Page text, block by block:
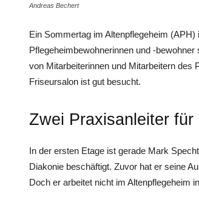
Andreas Bechert
Ein Sommertag im Altenpflegeheim
Pflegeheimbewohnerinnen und -
von Mitarbeiterinnen und Mitarbeitern
Friseursalon ist gut besucht.
Zwei Praxisanleiter für
In der ersten Etage ist gerade Mark
Diakonie beschäftigt. Zuvor hat er seine
Doch er arbeitet nicht im Altenpflegeheim